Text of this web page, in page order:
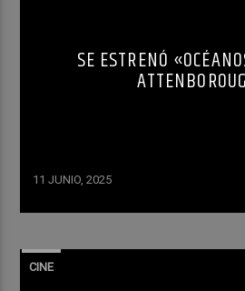
SE ESTRENÓ
11 JUNIO, 2025
CINE